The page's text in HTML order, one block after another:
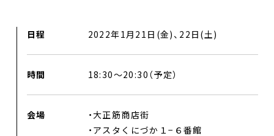
ネットワーク
劇場レンタル
日程 2022年1月21日(金)、22日(土)
時間 18:30〜20:30（予定）
会場
・大正筋商店街
・アスタくにづか１−６番館